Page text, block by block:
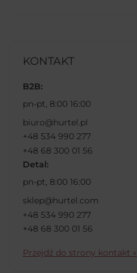
KONTAKT
B2B:
pn-pt, 8:00 16:00
biuro@hurtel.pl
+48 534 990 277
+48 68 300 01 56
Detal:
pn-pt, 8:00 16:00
sklep@hurtel.com
+48 534 990 277
+48 68 300 01 56
Przejdź do strony kontakt »